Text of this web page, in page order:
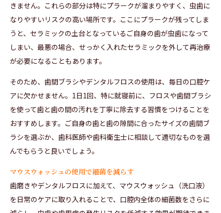
きません。これらの部分は特にプラークが溜まりやすく、虫歯に
なりやすいリスクの高い場所です。ここにプラークが残ってしま
うと、セラミックの土台となっているご自身の歯が虫歯になって
しまい、最悪の場合、せっかく入れたセラミックを外して再治療
が必要になることもあります。
そのため、歯間ブラシやデンタルフロスの使用は、毎日の口腔ケ
アに欠かせません。1日1回、特に就寝前に、フロスや歯間ブラシ
を使って歯と歯の間の汚れを丁寧に除去する習慣をつけることを
おすすめします。ご自身の歯と歯の隙間に合ったサイズの歯間ブ
ラシを選ぶか、歯科医師や歯科衛生士に相談して適切なものを選
んでもらうと良いでしょう。
マウスウォッシュの使用で細菌を減らす
歯磨きやデンタルフロスに加えて、マウスウォッシュ（洗口液）
を日常のケアに取り入れることで、口腔内全体の細菌数をさらに